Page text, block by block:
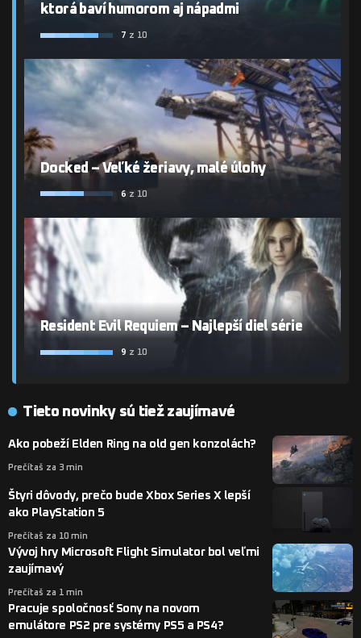
ktorá baví humorom aj nápadmi
7 z 10
Docked – Veľké žeriavy, malé úlohy
6 z 10
Resident Evil Requiem – Najlepší diel série
9 z 10
Tieto novinky sú tiež zaujímavé
Ako pobeží Elden Ring na old gen konzolách?
Prečítaš za 3 min
Štyri dôvody, prečo bude Xbox Series X lepší
ako PlayStation 5
Prečítaš za 10 min
Vývoj hry Microsoft Flight Simulator bol veľmi
zaujímavý
Prečítaš za 1 min
Pracuje spoločnosť Sony na novom
emulátore PS2 pre systémy PS5 a PS4?